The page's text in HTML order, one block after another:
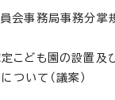
事務局事務分掌
ども園の設置及
ついて（議案）